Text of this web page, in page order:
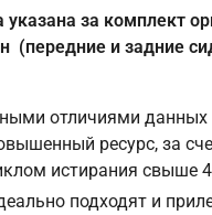
указана за комплект
(передние и задние
отличиями данных
ресурс, за
истирания свыше
подходят и